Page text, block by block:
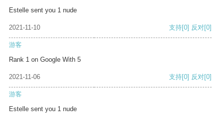
Estelle sent you 1 nude
2021-11-10 支持[0] 反对[0]
游客
Rank 1 on Google With 5
2021-11-06 支持[0] 反对[0]
游客
Estelle sent you 1 nude